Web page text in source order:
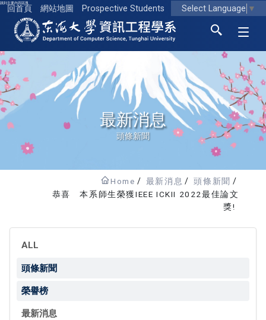
跳到主要內容區塊
回首頁 網站地圖 Prospective Students Select Language ▼
東海大學logo
最新消息
頭條新聞
Home 最新消息
頭條新聞
恭喜 本系師生榮獲IEEE ICKII 2022最佳論文
獎!
ALL
頭條新聞
榮譽榜
最新消息